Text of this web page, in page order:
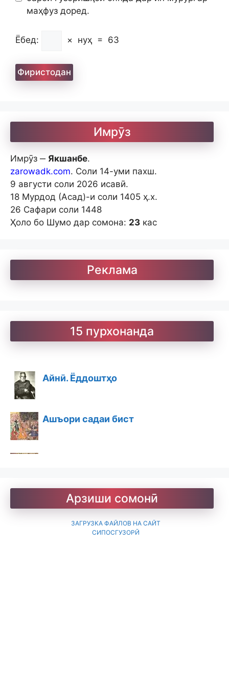
маҳфуз доред.
Ёбед: × нуҳ = 63
Имрӯз
Имрӯз ‒ Якшанбе.
zarowadk.com. Соли 14-уми пахш.
9 августи соли 2026 исавӣ.
18 Мурдод (Асад)-и соли 1405 ҳ.х.
26 Сафари соли 1448
Ҳоло бо Шумо дар сомона: 23 кас
Реклама
15 пурхонанда
Айнӣ. Ёддоштҳо
Ашъори садаи бист
Барои хатмкунанда
Китобхона
Арзиши сомонӣ
ЗАГРУЗКА ФАЙЛОВ НА САЙТ
СИПОСГУЗОРӢ